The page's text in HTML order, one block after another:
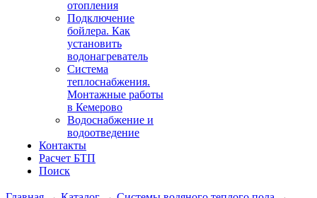
отопления
Подключение
бойлера. Как
установить
водонагреватель
Система
теплоснабжения.
Монтажные работы
в Кемерово
Водоснабжение и
водоотведение
Контакты
Расчет БТП
Поиск